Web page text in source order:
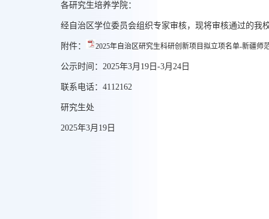
各研究生培养学院：
经自治区学位委员会组织专家审核，现将审核通过的我
附件： 2025年自治区研究生科研创新项目拟立项名单-新疆师
公示时间：2025年3月19日-3月24日
联系电话：4112162
研究生处
2025年3月19日